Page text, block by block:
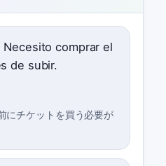
Necesito comprar el
de subir.
にチケットを買う必要が